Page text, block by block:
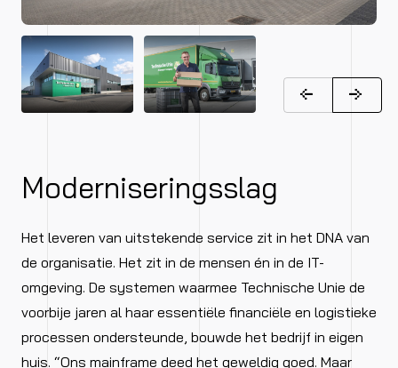
Moderniseringsslag
Het leveren van uitstekende service zit in het DNA van
de organisatie. Het zit in de mensen én in de IT-
omgeving. De systemen waarmee Technische Unie de
voorbije jaren al haar essentiële financiële en logistieke
processen ondersteunde, bouwde het bedrijf in eigen
huis. “Ons mainframe deed het geweldig goed. Maar